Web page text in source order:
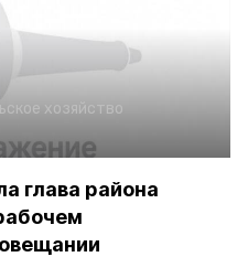
хозяйство
глава района